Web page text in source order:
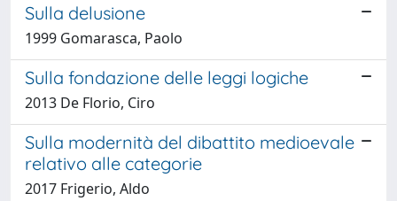
Sulla delusione
1999 Gomarasca, Paolo
Sulla fondazione delle leggi logiche
2013 De Florio, Ciro
Sulla modernità del dibattito medioevale
relativo alle categorie
2017 Frigerio, Aldo